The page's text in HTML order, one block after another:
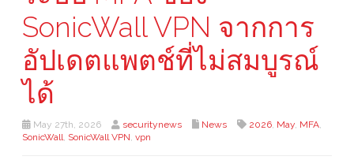
SonicWall VPN จากการ
อัปเดตแพตช์ที่ไม่สมบูรณ์
ได้
May 27th, 2026 securitynews News 2026, May, MFA,
SonicWall, SonicWall VPN, vpn